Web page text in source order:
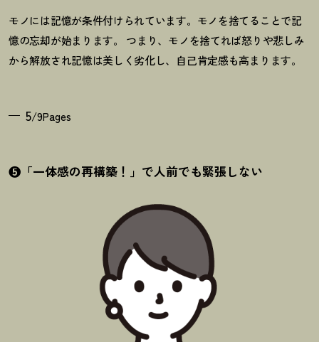
モノには記憶が条件付けられています。モノを捨てることで記
憶の忘却が始まります。 つまり、モノを捨てれば怒りや悲しみ
から解放され記憶は美しく劣化し、自己肯定感も高まります。
5/9Pages
❺「一体感の再構築 ！ 」で人前でも緊張しない